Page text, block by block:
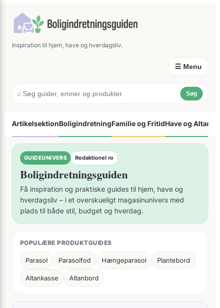
indhold
⌕ Søg
Inspiration til hjem, have og hverdagsliv.
☰ Menu
ArtikelsektionBoligindretningFamilie og FritidHave og Altan
GUIDEUNIVERS Redaktionel ro
Boligindretningsguiden
Få inspiration og praktiske guides til hjem, have og
hverdagsliv – i et overskueligt magasinunivers med
plads til både stil, budget og hverdag.
POPULÆRE PRODUKTGUIDES
Parasol Parasolfod Hængeparasol Plantebord
Altankasse Altanbord